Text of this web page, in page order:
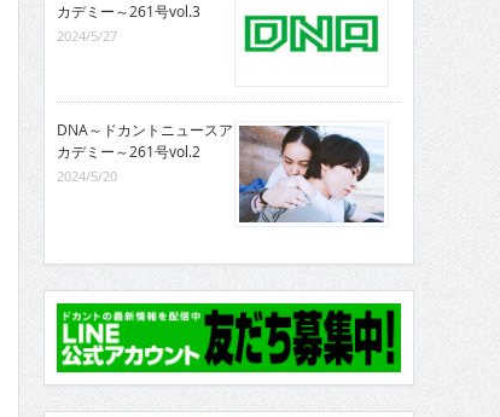
カデミー～261号vol.3
2024/5/27
DNA～ドカントニュースア
カデミー～261号vol.2
2024/5/20